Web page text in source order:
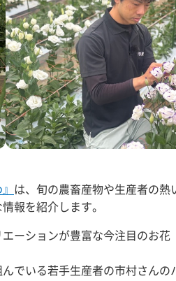
は、旬の農畜産物や生産者の熱
報を紹介します。
ーションが豊富な今注目のお花
でいる若手生産者の市村さんの